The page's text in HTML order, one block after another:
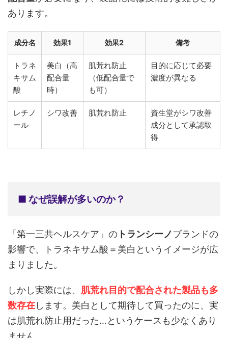
あります。
成分名 効果1 効果2 備考
トラネ
キサム
酸
美白（高
配合量
時）
肌荒れ防止
（低配合量で
も可）
目的に応じて必要
濃度が異なる
レチノ
ール
シワ改善 肌荒れ防止
資生堂がシワ改善
成分として承認取
得
■ なぜ誤解が多いのか？
「第一三共ヘルスケア」の トランシーノブランドの
影響で、トラネキサム酸＝美白というイメージが広
まりました。
しかし実際には、 肌荒れ目的で配合された製品も多
数存在します。美白として期待して買ったのに、実
は肌荒れ防止用だった…というケースも少なくあり